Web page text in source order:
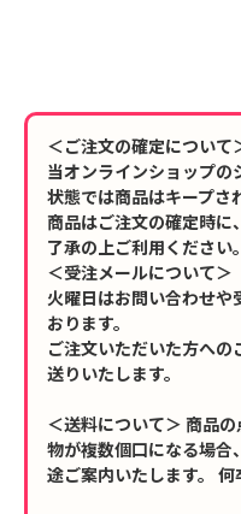
＜ご注文の確定について
当オンラインショップの
状態では商品はキープさ
商品はご注文の確定時に
了承の上ご利用ください。
＜受注メールについて＞
火曜日はお問い合わせや
おります。
ご注文いただいた方への
送りいたします。
＜送料について＞ 商品
物が複数個口になる場合
途ご案内いたします。 何